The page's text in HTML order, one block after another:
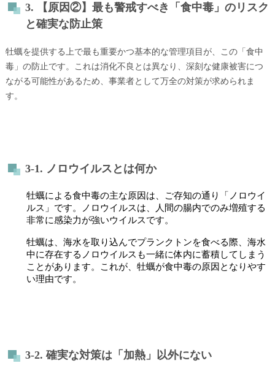
3. 【原因②】最も警戒すべき「食中毒」のリスク
と確実な防止策
牡蠣を提供する上で最も重要かつ基本的な管理項目が、この「食中
毒」の防止です。これは消化不良とは異なり、深刻な健康被害につ
ながる可能性があるため、事業者として万全の対策が求められま
す。
3-1. ノロウイルスとは何か
牡蠣による食中毒の主な原因は、ご存知の通り「ノロウイ
ルス」です。ノロウイルスは、人間の腸内でのみ増殖する
非常に感染力が強いウイルスです。
牡蠣は、海水を取り込んでプランクトンを食べる際、海水
中に存在するノロウイルスも一緒に体内に蓄積してしまう
ことがあります。これが、牡蠣が食中毒の原因となりやす
い理由です。
3-2. 確実な対策は「加熱」以外にない